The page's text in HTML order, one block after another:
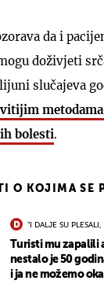
da i
doživjeti
slučajeva
bolesti.
O KOJIMA SE
"I DALJE SU PLESALI,
Turisti mu zapalili
nestalo je 50
i ja ne možemo